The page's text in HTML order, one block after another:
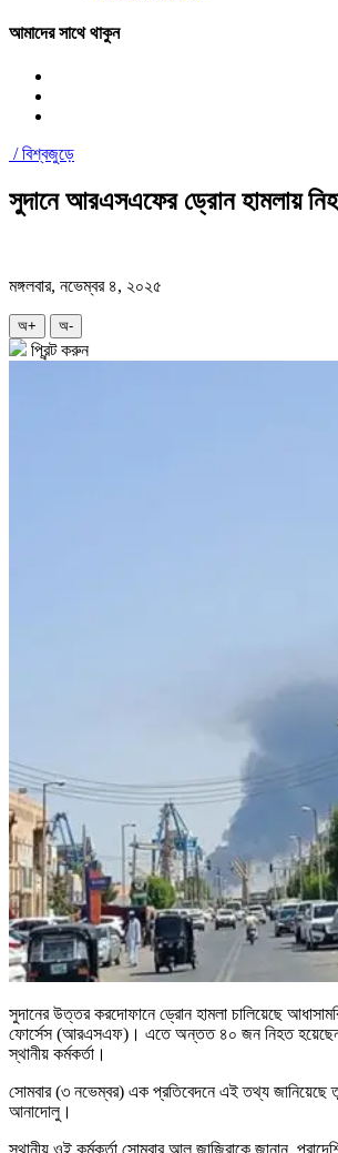
আমাদের সাথে থাকুন
/বিশ্বজুড়ে
সুদানে আরএসএফের ড্রোন হামলায়
মঙ্গলবার, নভেম্বর ৪, ২০২৫
অ+ অ-
প্রিন্ট করুন
সুদানের উত্তর করদোফানে ড্রোন হামলা চালিয়েছে
ফোর্সেস (আরএসএফ)। এতে অন্তত ৪০ জন নিহত হয়েছেন
স্থানীয় কর্মকর্তা।
সোমবার (৩ নভেম্বর) এক প্রতিবেদনে এই তথ্য জানিয়েছে
আনাদোলু।
স্থানীয় ওই কর্মকর্তা সোমবার আল জাজিরাকে জানান,